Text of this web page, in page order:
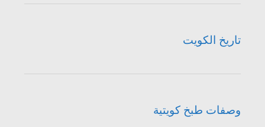
تاريخ الكويت
وصفات طبخ كويتية